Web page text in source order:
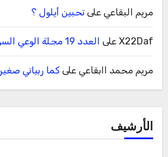
مريم البقاعيعلى تحبين أيلول ؟
X22Dafعلى العدد 19 مجلة الوعي السوري
مريم محمد اابقاعيعلى كما ربياني صغير
الأرشيف